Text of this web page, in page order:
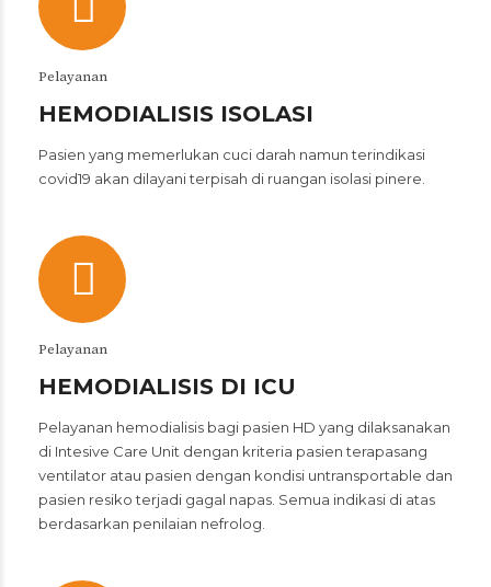
Pelayanan
HEMODIALISIS ISOLASI
Pasien yang memerlukan cuci darah namun terindikasi
covid19 akan dilayani terpisah di ruangan isolasi pinere.
Pelayanan
HEMODIALISIS DI ICU
Pelayanan hemodialisis bagi pasien HD yang dilaksanakan
di Intesive Care Unit dengan kriteria pasien terapasang
ventilator atau pasien dengan kondisi untransportable dan
pasien resiko terjadi gagal napas. Semua indikasi di atas
berdasarkan penilaian nefrolog.